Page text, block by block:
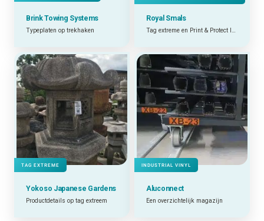
Brink Towing Systems
Typeplaten op trekhaken
Royal Smals
Tag extreme en Print & Protect labels
TAG EXTREME
Yokoso Japanese Gardens
Productdetails op tag extreem
INDUSTRIAL VINYL
Aluconnect
Een overzichtelijk magazijn